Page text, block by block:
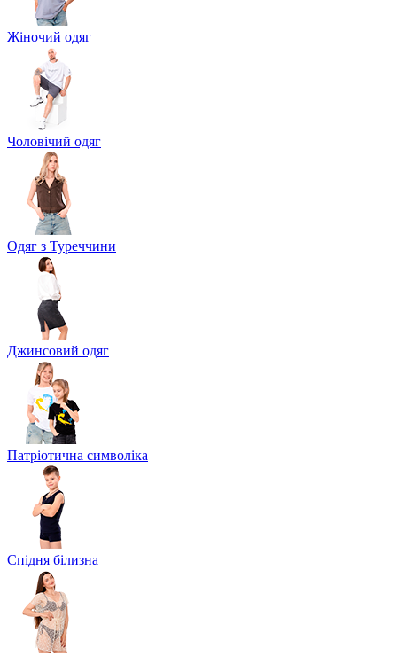
Жіночий одяг
Чоловічий одяг
Одяг з Туреччини
Джинсовий одяг
Патріотична символіка
Спідня білизна